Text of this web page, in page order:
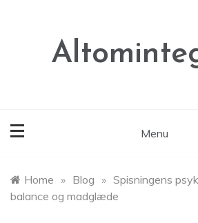
Menu
Home » Blog » Spisningens
balance og madglæde